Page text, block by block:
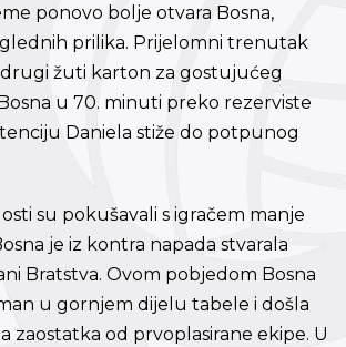
ponovo bolje otvara Bosna,
prilika. Prijelomni trenutak
žuti karton za gostujućeg
u 70. minuti preko rezerviste
Daniela stiže do potpunog
su pokušavali s igračem manje
je iz kontra napada stvarala
Bratstva. Ovom pobjedom Bosna
u gornjem dijelu tabele i došla
zaostatka od prvoplasirane ekipe. U